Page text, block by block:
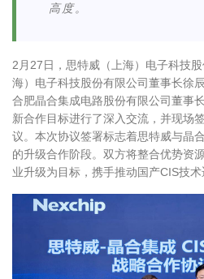
高度。
2 月 27日，思特威（上海）电子科技
海）电子科技股份有限公司董事长徐
合肥晶合集成电路股份有限公司董事
新合作目标进行了深入交流，并现场
议。本次协议签署标志着思特威与晶
的升级合作阶段。双方将整合优势资
业升级为目标，携手推动国产CIS技术